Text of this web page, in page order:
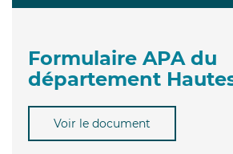
Formulaire APA du
département
Voir le document